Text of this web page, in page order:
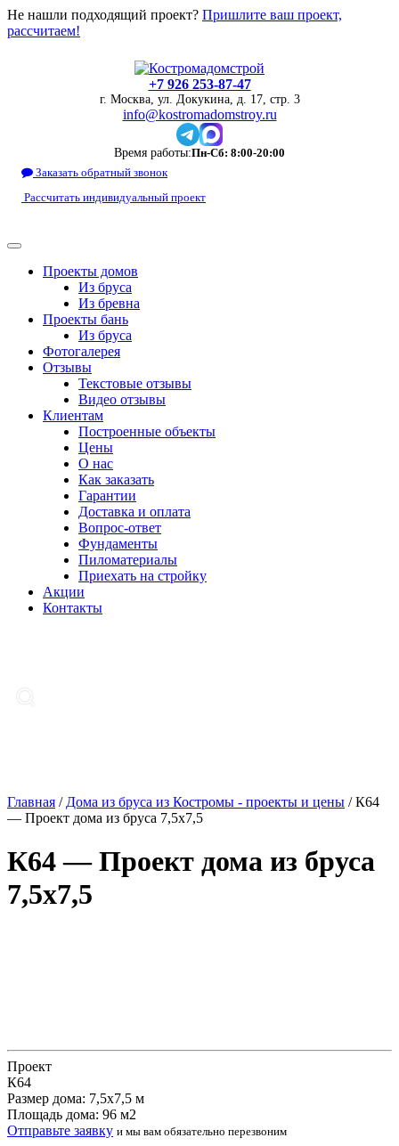
Не нашли подходящий проект? Пришлите ваш проект,
рассчитаем!
+7 926 253-87-47
г. Москва, ул. Докукина, д. 17, стр. 3
info@kostromadomstroy.ru
Время работы:Пн-Сб: 8:00-20:00
Заказать обратный звонок
Рассчитать индивидуальный проект
Проекты домов
Из бруса
Из бревна
Проекты бань
Из бруса
Фотогалерея
Отзывы
Текстовые отзывы
Видео отзывы
Клиентам
Построенные объекты
Цены
О нас
Как заказать
Гарантии
Доставка и оплата
Вопрос-ответ
Фундаменты
Пиломатериалы
Приехать на стройку
Акции
Контакты
Главная / Дома из бруса из Костромы - проекты и цены /К64
— Проект дома из бруса 7,5х7,5
К64 — Проект дома из бруса
7,5х7,5
Проект
К64
Размер дома: 7,5х7,5 м
Площадь дома: 96 м2
Отправьте заявку и мы вам обязательно перезвоним